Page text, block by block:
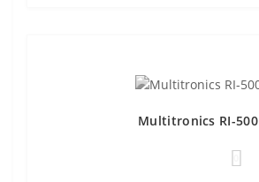
Multitronics RI-500